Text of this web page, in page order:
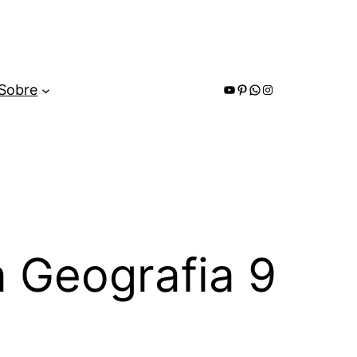
Youtube
Pinterest
WhatsApp
Instagram
Geografia 9